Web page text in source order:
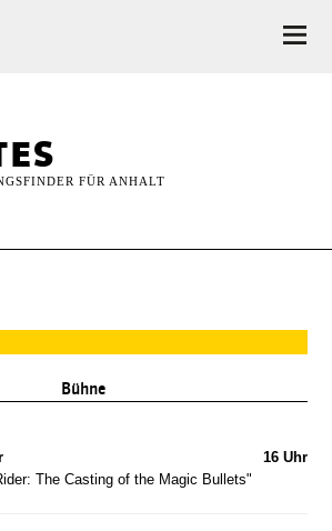
FÜR ANHALT
Bühne
16 Uhr
The Casting of the Magic Bullets"